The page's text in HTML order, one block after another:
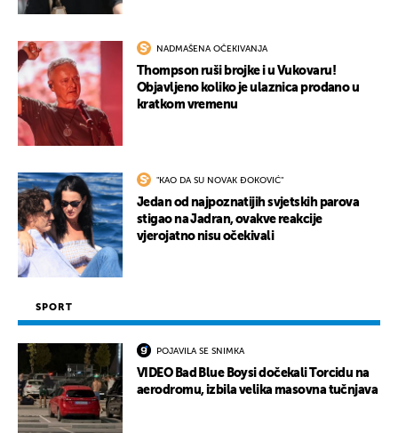
NADMAŠENA OČEKIVANJA
Thompson ruši brojke i u Vukovaru!
Objavljeno koliko je ulaznica prodano u
kratkom vremenu
"KAO DA SU NOVAK ĐOKOVIĆ"
Jedan od najpoznatijih svjetskih parova
stigao na Jadran, ovakve reakcije
vjerojatno nisu očekivali
SPORT
POJAVILA SE SNIMKA
VIDEO Bad Blue Boysi dočekali Torcidu na
aerodromu, izbila velika masovna tučnjava